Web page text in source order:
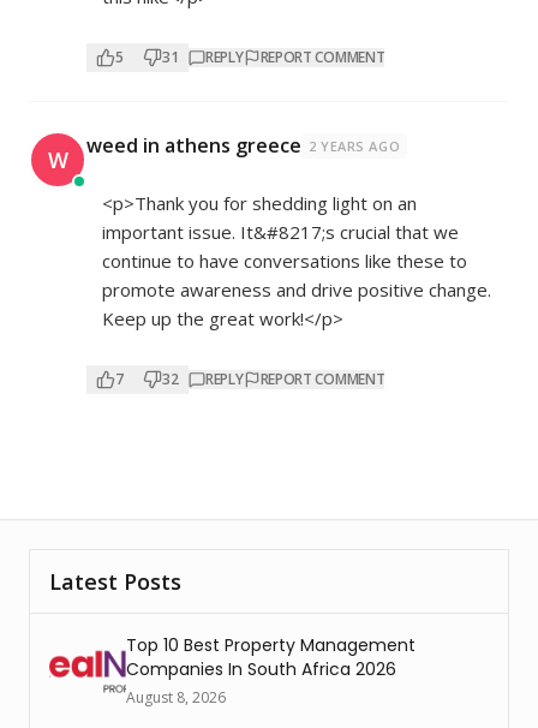
5 31 REPLY REPORT COMMENT
W weed in athens greece 2 YEARS AGO
<p>Thank you for shedding light on an
important issue. It&#8217;s crucial that we
continue to have conversations like these to
promote awareness and drive positive change.
Keep up the great work!</p>
7 32 REPLY REPORT COMMENT
Latest Posts
Top 10 Best Property Management
Companies In South Africa 2026
August 8, 2026